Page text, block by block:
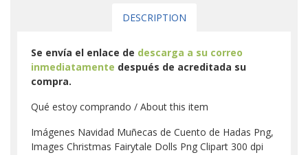
DESCRIPTION
Se envía el enlace de descarga a su correo
inmediatamente después de acreditada su
compra.
Qué estoy comprando / About this item
Imágenes Navidad Muñecas de Cuento de Hadas Png,
Images Christmas Fairytale Dolls Png Clipart 300 dpi